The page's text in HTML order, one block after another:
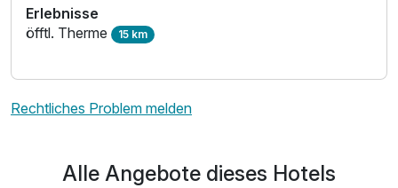
Erlebnisse
öfftl. Therme 15 km
Rechtliches Problem melden
Alle Angebote dieses Hotels